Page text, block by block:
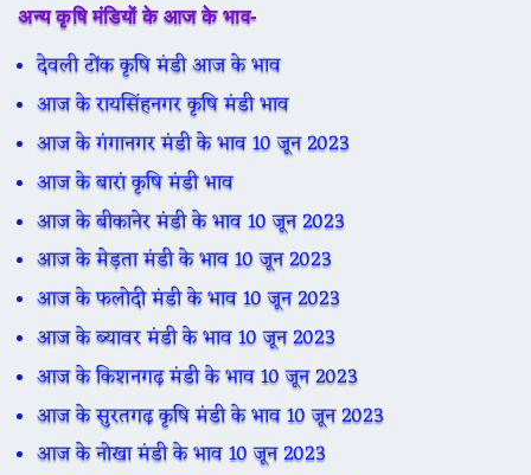
अन्य कृषि मंडियों के आज के भाव-
देवली टोंक कृषि मंडी आज के भाव
आज के रायसिंहनगर कृषि मंडी भाव
आज के गंगानगर मंडी के भाव 10 जून 2023
आज के बारां कृषि मंडी भाव
आज के बीकानेर मंडी के भाव 10 जून 2023
आज के मेड़ता मंडी के भाव 10 जून 2023
आज के फलोदी मंडी के भाव 10 जून 2023
आज के ब्यावर मंडी के भाव 10 जून 2023
आज के किशनगढ़ मंडी के भाव 10 जून 2023
आज के सुरतगढ़ कृषि मंडी के भाव 10 जून 2023
आज के नोखा मंडी के भाव 10 जून 2023